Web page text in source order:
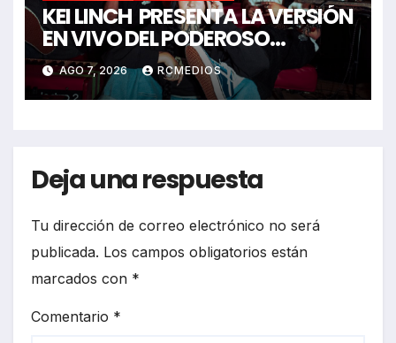
KEI LINCH PRESENTA LA VERSIÓN
EN VIVO DEL PODEROSO
RAP “CALIBRE 22”
AGO 7, 2026 RCMEDIOS
Deja una respuesta
Tu dirección de correo electrónico no será
publicada. Los campos obligatorios están
marcados con *
Comentario *